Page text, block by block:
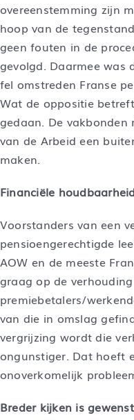
overeenstemming zijn
hoop van de
geen fouten in de
gevolgd. Daarmee was
fel omstreden Franse
Wat de oppositie
gedaan. De vakbonden
van de Arbeid een
maken.
Financiële
Voorstanders van een
pensioengerechtigde
AOW en de meeste
graag op de
premiebetalers/
van die in omslag
vergrijzing wordt die
ongunstiger. Dat hoeft
onoverkomelijk
Breder kijken is gewenst